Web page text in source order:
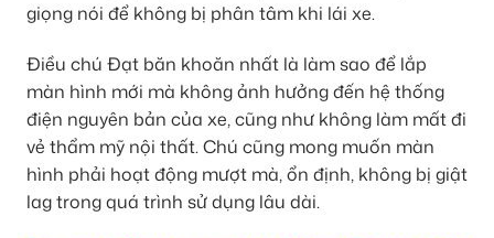
giọng nói để không bị phân tâm khi lái xe.
Điều chú Đạt băn khoăn nhất là làm sao để lắp
màn hình mới mà không ảnh hưởng đến hệ thống
điện nguyên bản của xe, cũng như không làm mất đi
vẻ thẩm mỹ nội thất. Chú cũng mong muốn màn
hình phải hoạt động mượt mà, ổn định, không bị giật
lag trong quá trình sử dụng lâu dài.